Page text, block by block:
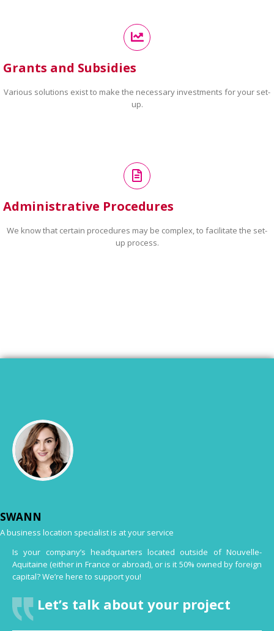
Grants and Subsidies
Various solutions exist to make the necessary investments for your set-
up.
Administrative Procedures
We know that certain procedures may be complex, to facilitate the set-
up process.
SWANN
A business location specialist is at your service
Is your company’s headquarters located outside of Nouvelle-
Aquitaine (either in France or abroad), or is it 50% owned by foreign
capital? We’re here to support you!
Let’s talk about your project